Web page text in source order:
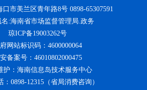
市美兰区青年路8号 0898-65307591
:海南省市场监督管理局.政务
琼ICP备19003262号
网站标识码：4600000064
备案号：46010802000475
护：海南信息岛技术服务中心
：0898-12315（省局消费咨询）